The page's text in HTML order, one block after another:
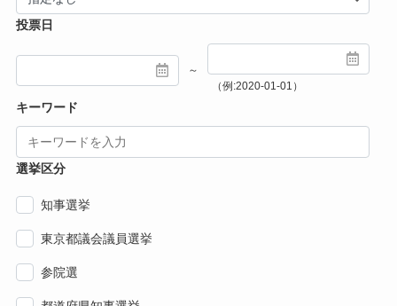
投票日
～
（例:2020-01-01）
キーワード
選挙区分
知事選挙
東京都議会議員選挙
参院選